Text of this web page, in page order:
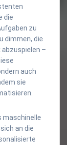
die
zu
dimmen, die
–
auch
sie
maschinelle
an die